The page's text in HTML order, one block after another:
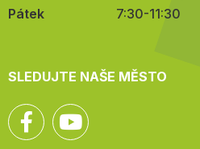
Pátek
7:30-11:30
SLEDUJTE NAŠE MĚSTO
Facebook